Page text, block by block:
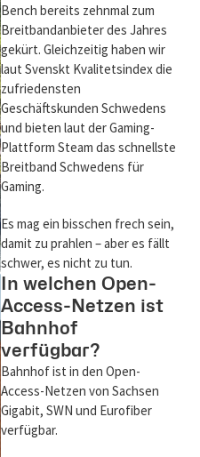
Bench bereits zehnmal zum
Breitbandanbieter des Jahres
gekürt. Gleichzeitig haben wir
laut Svenskt Kvalitetsindex die
zufriedensten
Geschäftskunden Schwedens
und bieten laut der Gaming-
Plattform Steam das schnellste
Breitband Schwedens für
Gaming.
Es mag ein bisschen frech sein,
damit zu prahlen – aber es fällt
schwer, es nicht zu tun.
In welchen Open-
Access-Netzen ist
Bahnhof
verfügbar?
Bahnhof ist in den Open-
Access-Netzen von Sachsen
Gigabit, SWN und Eurofiber
verfügbar.